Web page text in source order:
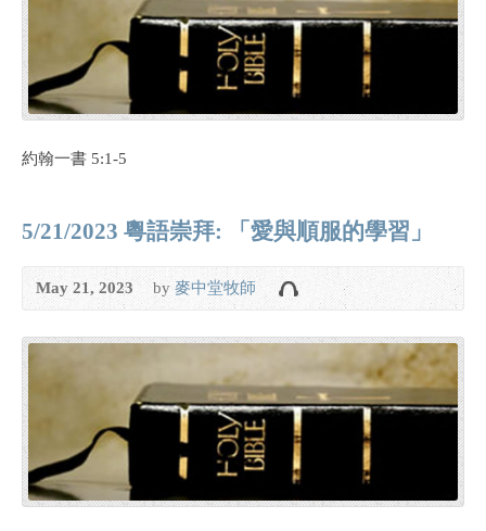
約翰一書 5:1-5
5/21/2023 粵語崇拜: 「愛與順服的學習」
May 21, 2023 by 麥中堂牧師